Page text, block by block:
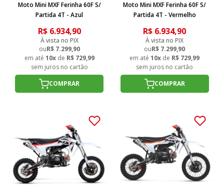
Moto Mini MXF Ferinha 60F S/
Partida 4T - Azul
R$ 6.934,90
À vista no PIX
ouR$ 7.299,90
em até 10xde R$ 729,99
sem juros no cartão
COMPRAR
Moto Mini MXF Ferinha 60F S/
Partida 4T - Vermelho
R$ 6.934,90
À vista no PIX
ouR$ 7.299,90
em até10x de R$ 729,99
sem juros no cartão
COMPRAR